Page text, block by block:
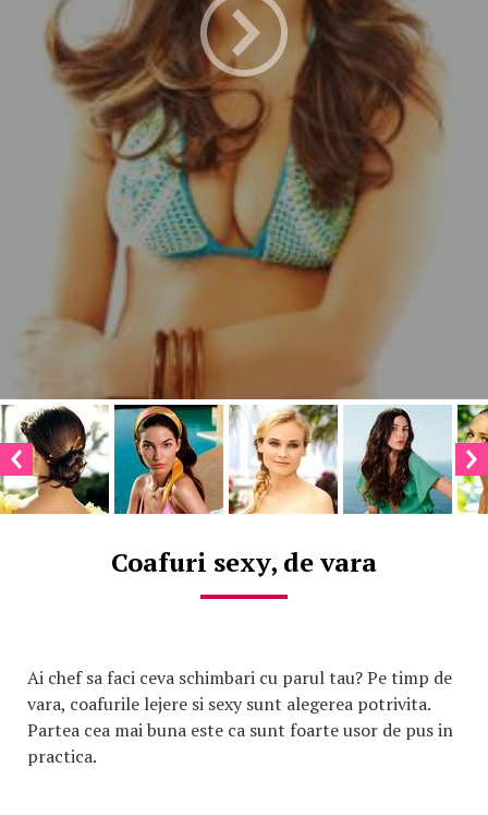
Coafuri sexy, de vara
Ai chef sa faci ceva schimbari cu parul tau? Pe timp de
vara, coafurile lejere si sexy sunt alegerea potrivita.
Partea cea mai buna este ca sunt foarte usor de pus in
practica.